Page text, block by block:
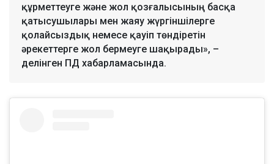
құрметтеуге және жол қозғалысының басқа
қатысушылары мен жаяу жүргіншілерге
қолайсыздық немесе қауіп төндіретін
әрекеттерге жол бермеуге шақырады», –
делінген ПД хабарламасында.